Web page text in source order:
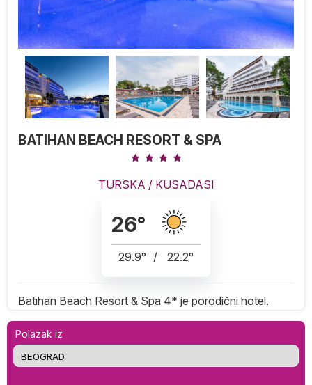
BATIHAN BEACH RESORT & SPA
TURSKA / KUSADASI
26°
29.9° / 22.2°
Batıhan Beach Resort & Spa 4* je porodični hotel.
Polazak iz